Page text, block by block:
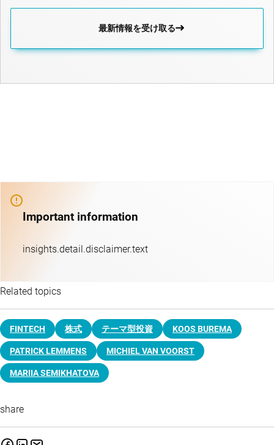
最新情報を受け取る
Important information
insights.detail.disclaimer.text
Related topics
FINTECH 株式 テーマ型投資 KOOS BUREMA
PATRICK LEMMENS MICHIEL VAN VOORST
MARIIA SEMIKHATOVA
share